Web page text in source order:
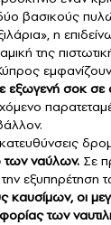
βασικούς
η
της
εξωγενή σοκ σε
ναύλων. Σε
εξυπηρέτηση
οι
των